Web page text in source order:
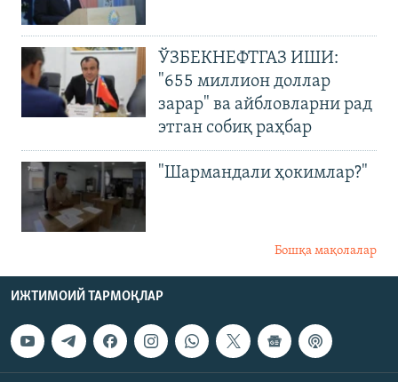
ЎЗБЕКНЕФТГАЗ ИШИ:
"655 миллион доллар
зарар" ва айбловларни рад
этган собиқ раҳбар
"Шармандали ҳокимлар?"
Бошқа мақолалар
ИЖТИМОИЙ ТАРМОҚЛАР